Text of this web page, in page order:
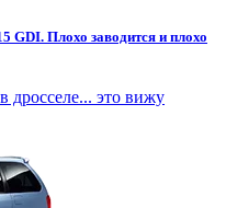
GDI. Плохо заводится и плохо
это вижу